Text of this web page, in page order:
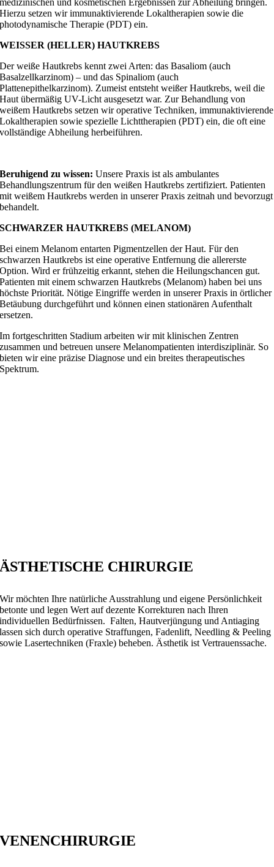
medizinischen und kosmetischen Ergebnissen zur Abheilung bringen.
Hierzu setzen wir immunaktivierende Lokaltherapien sowie die
photodynamische Therapie (PDT) ein.
WEISSER (HELLER) HAUTKREBS
Der weiße Hautkrebs kennt zwei Arten: das Basaliom (auch
Basalzellkarzinom) – und das Spinaliom (auch
Plattenepithelkarzinom). Zumeist entsteht weißer Hautkrebs, weil die
Haut übermäßig UV-Licht ausgesetzt war. Zur Behandlung von
weißem Hautkrebs setzen wir operative Techniken, immunaktivierende
Lokaltherapien sowie spezielle Lichttherapien (PDT) ein, die oft eine
vollständige Abheilung herbeiführen.
Beruhigend zu wissen: Unsere Praxis ist als ambulantes
Behandlungszentrum für den weißen Hautkrebs zertifiziert. Patienten
mit weißem Hautkrebs werden in unserer Praxis zeitnah und bevorzugt
behandelt.
SCHWARZER HAUTKREBS (MELANOM)
Bei einem Melanom entarten Pigmentzellen der Haut. Für den
schwarzen Hautkrebs ist eine operative Entfernung die allererste
Option. Wird er frühzeitig erkannt, stehen die Heilungschancen gut.
Patienten mit einem schwarzen Hautkrebs (Melanom) haben bei uns
höchste Priorität. Nötige Eingriffe werden in unserer Praxis in örtlicher
Betäubung durchgeführt und können einen stationären Aufenthalt
ersetzen.
Im fortgeschritten Stadium arbeiten wir mit klinischen Zentren
zusammen und betreuen unsere Melanompatienten interdisziplinär. So
bieten wir eine präzise Diagnose und ein breites therapeutisches
Spektrum.
ÄSTHETISCHE CHIRURGIE
Wir möchten Ihre natürliche Ausstrahlung und eigene Persönlichkeit
betonte und legen Wert auf dezente Korrekturen nach Ihren
individuellen Bedürfnissen. Falten, Hautverjüngung und Antiaging
lassen sich durch operative Straffungen, Fadenlift, Needling & Peeling
sowie Lasertechniken (Fraxle) beheben. Ästhetik ist Vertrauenssache.
VENENCHIRURGIE